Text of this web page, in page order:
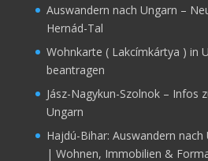
Auswandern nach Ungarn –
Hernád-Tal
Wohnkarte ( Lakcímkártya ) in
beantragen
Jász-Nagykun-Szolnok – Infos
Ungarn
Hajdú-Bihar: Auswandern
| Wohnen, Immobilien &